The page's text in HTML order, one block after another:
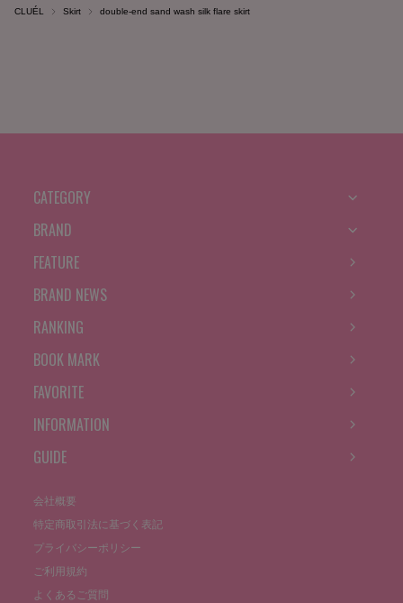
CLUÉL Skirt double-end sand wash silk flare skirt
CATEGORY
BRAND
FEATURE
BRAND NEWS
RANKING
BOOK MARK
FAVORITE
INFORMATION
GUIDE
会社概要
特定商取引法に基づく表記
プライバシーポリシー
ご利用規約
よくあるご質問